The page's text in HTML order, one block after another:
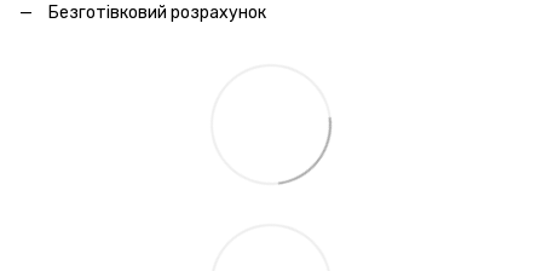
Безготівковий розрахунок